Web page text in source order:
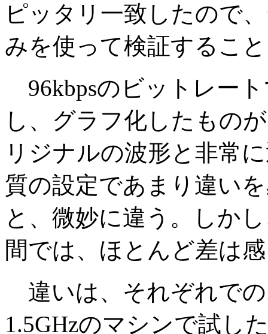
ピッタリ一致したので
みを使って検証するこ
96kbpsのビットレー
し、グラフ化したもの
リジナルの波形と非常
質の設定であまり違い
と、微妙に違う。しか
間では、ほとんど差は
違いは、それぞれでの
1.5GHzのマシンで試し